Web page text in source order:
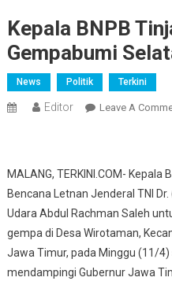
Kepala BNPB
Gempabumi
News Politik Terkini
Editor Leave A
MALANG, TERKINI.COM-
Bencana Letnan Jenderal TNI
Udara Abdul Rachman Saleh
gempa di Desa Wirotaman,
Jawa Timur, pada Minggu (11/
mendampingi Gubernur Jawa